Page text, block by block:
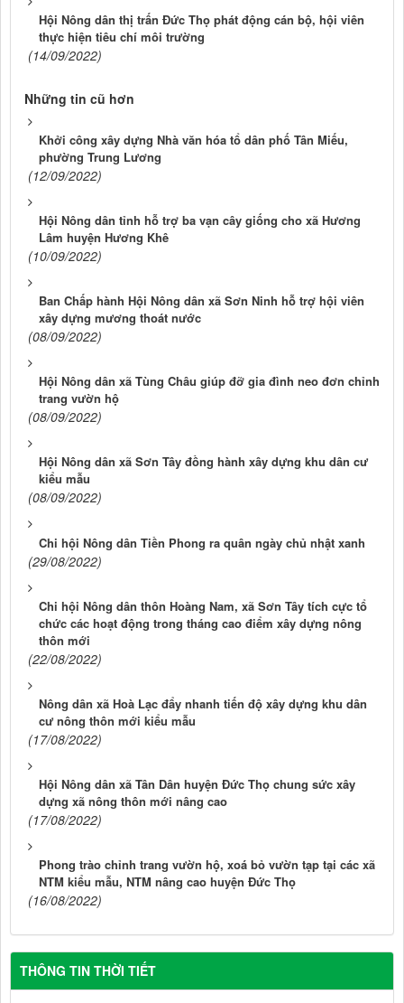
Hội Nông dân thị trấn Đức Thọ phát động cán bộ, hội viên
thực hiện tiêu chí môi trường
(14/09/2022)
Những tin cũ hơn
Khởi công xây dựng Nhà văn hóa tổ dân phố Tân Miếu,
phường Trung Lương
(12/09/2022)
Hội Nông dân tỉnh hỗ trợ ba vạn cây giống cho xã Hương
Lâm huyện Hương Khê
(10/09/2022)
Ban Chấp hành Hội Nông dân xã Sơn Ninh hỗ trợ hội viên
xây dựng mương thoát nước
(08/09/2022)
Hội Nông dân xã Tùng Châu giúp đỡ gia đình neo đơn chỉnh
trang vườn hộ
(08/09/2022)
Hội Nông dân xã Sơn Tây đồng hành xây dựng khu dân cư
kiểu mẫu
(08/09/2022)
Chi hội Nông dân Tiền Phong ra quân ngày chủ nhật xanh
(29/08/2022)
Chi hội Nông dân thôn Hoàng Nam, xã Sơn Tây tích cực tổ
chức các hoạt động trong tháng cao điểm xây dựng nông
thôn mới
(22/08/2022)
Nông dân xã Hoà Lạc đẩy nhanh tiến độ xây dựng khu dân
cư nông thôn mới kiểu mẫu
(17/08/2022)
Hội Nông dân xã Tân Dân huyện Đức Thọ chung sức xây
dựng xã nông thôn mới nâng cao
(17/08/2022)
Phong trào chỉnh trang vườn hộ, xoá bỏ vườn tạp tại các xã
NTM kiểu mẫu, NTM nâng cao huyện Đức Thọ
(16/08/2022)
THÔNG TIN THỜI TIẾT